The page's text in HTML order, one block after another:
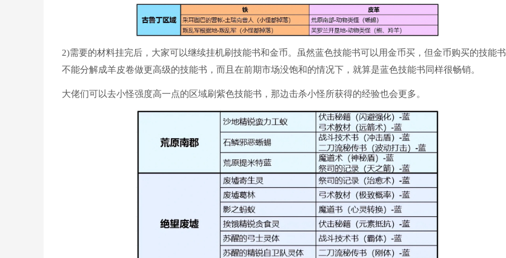
2)需要的材料挂完后，大家可以继续挂机刷技能书和金币。虽然蓝色技能书可以用金币买，但金币购买的技能书
不能分解成羊皮卷做更高级的技能书，而且在前期市场没饱和的情况下，就算是蓝色技能书同样很畅销。
大佬们可以去小怪强度高一点的区域刷紫色技能书，那边击杀小怪所获得的经验也会更多。